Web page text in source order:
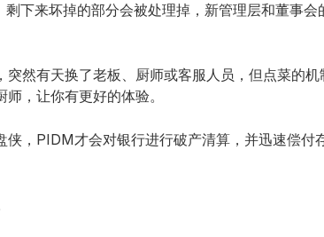
下来坏掉的部分会被处理掉，新管理层和董事会
然有天换了老板、厨师或客服人员，但点菜的
，让你有更好的体验。
侠，PIDM才会对银行进行破产清算，并迅速偿